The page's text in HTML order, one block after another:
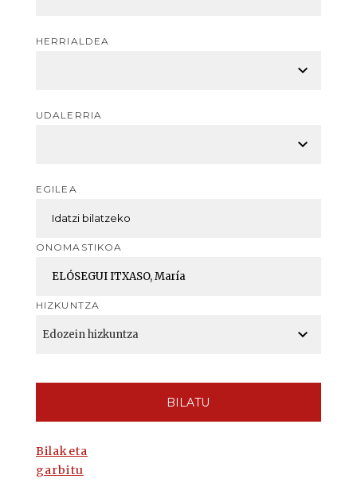
HERRIALDEA
UDALERRIA
EGILEA
ONOMASTIKOA
HIZKUNTZA
BILATU
Bilaketa
garbitu